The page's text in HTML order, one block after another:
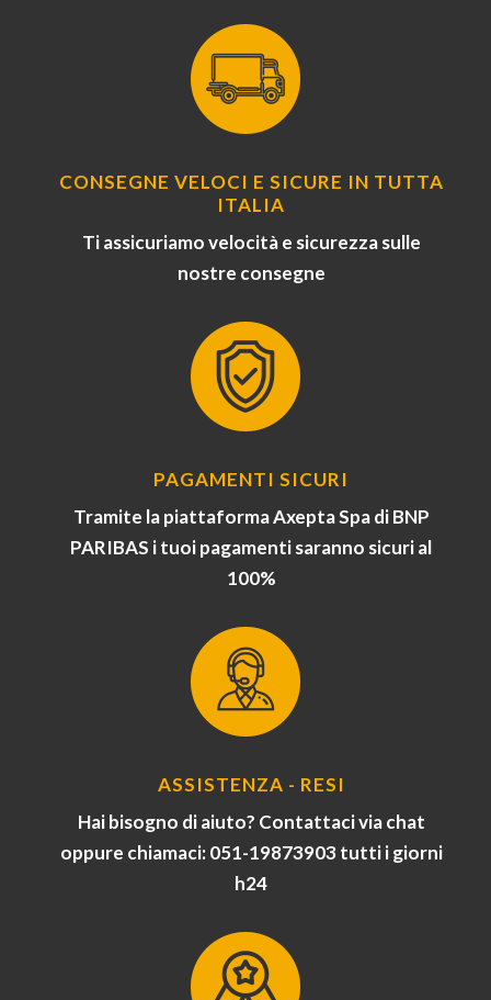
CONSEGNE VELOCI E SICURE IN TUTTA
ITALIA
Ti assicuriamo velocità e sicurezza sulle
nostre consegne
PAGAMENTI SICURI
Tramite la piattaforma Axepta Spa di BNP
PARIBAS i tuoi pagamenti saranno sicuri al
100%
ASSISTENZA - RESI
Hai bisogno di aiuto? Contattaci via chat
oppure chiamaci: 051-19873903 tutti i giorni
h24